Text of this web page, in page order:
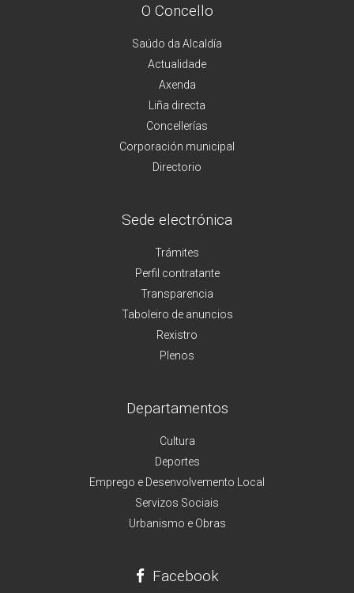
O Concello
Saúdo da Alcaldía
Actualidade
Axenda
Liña directa
Concellerías
Corporación municipal
Directorio
Sede electrónica
Trámites
Perfil contratante
Transparencia
Taboleiro de anuncios
Rexistro
Plenos
Departamentos
Cultura
Deportes
Emprego e Desenvolvemento Local
Servizos Sociais
Urbanismo e Obras
Facebook